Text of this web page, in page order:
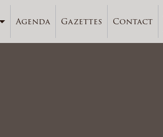
Agenda Gazettes Contact